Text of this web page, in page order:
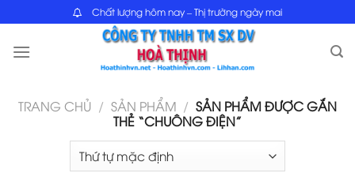
content
Chất lượng hôm nay – Thị trường ngày mai
TRANG CHỦ / SẢN PHẨM / SẢN PHẨM ĐƯỢC GẮN
THẺ “CHUÔNG ĐIỆN”